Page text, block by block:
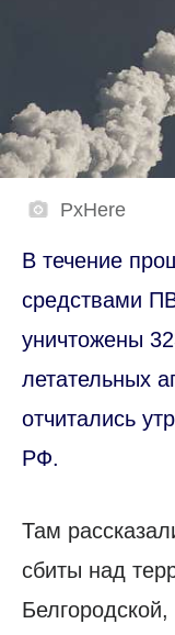
PxHere
В течение
средствами
уничтожены
летательных
отчитались
РФ.
Там
сбиты над